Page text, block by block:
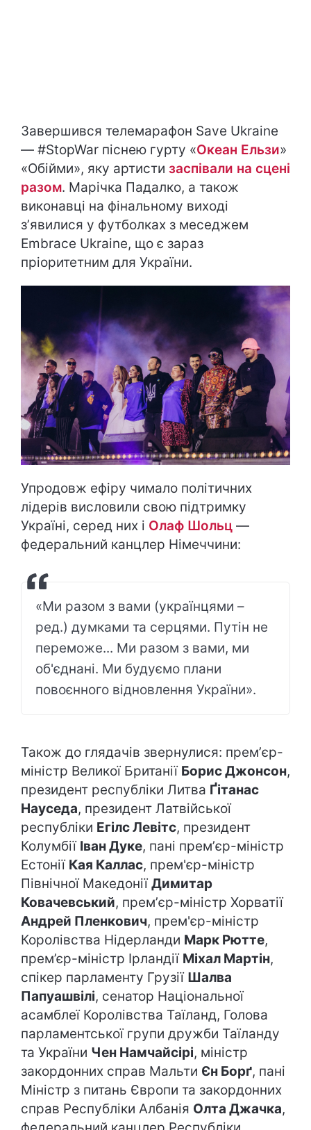
Завершився телемарафон Save Ukraine
— #StopWar піснею гурту «Океан Ельзи»
«Обійми», яку артисти заспівали на сцені
разом. Марічка Падалко, а також
виконавці на фінальному виході
зʼявилися у футболках з меседжем
Embrace Ukraine, що є зараз
пріоритетним для України.
Упродовж ефіру чимало політичних
лідерів висловили свою підтримку
Україні, серед них і Олаф Шольц —
федеральний канцлер Німеччини:
«Ми разом з вами (українцями –
ред.) думками та серцями. Путін не
переможе... Ми разом з вами, ми
об'єднані. Ми будуємо плани
повоєнного відновлення України».
Також до глядачів звернулися: премʼєр-
міністр Великої Британії Борис Джонсон,
президент республіки Литва Ґітанас
Науседа, президент Латвійської
республіки Егілс Левітс, президент
Колумбії Іван Дуке, пані премʼєр-міністр
Естонії Кая Каллас, прем'єр-міністр
Північної МакедоніїДимитар
Ковачевський, премʼєр-міністр Хорватії
Андрей Пленкович, прем'єр-міністр
Королівства Нідерланди Марк Рютте,
прем’єр-міністр Ірландії Міхал Мартін,
спікер парламенту Грузії Шалва
Папуашвілі, сенатор Національної
асамблеї Королівства Таїланд, Голова
парламентської групи дружби Таїланду
та України Чен Намчайсірі, міністр
закордонних справ Мальти Єн Борґ, пані
Міністр з питань Європи та закордонних
справ Республіки Албанія Олта Джачка,